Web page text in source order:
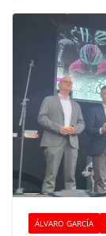
ÁLVARO GARCÍA